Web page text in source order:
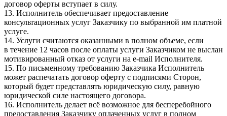
договор оферты вступает в силу.
13. Исполнитель обеспечивает предоставление
консультационных услуг Заказчику по выбранной им платной
услуге.
14. Услуги считаются оказанными в полном объеме, если
в течение 12 часов после оплаты услуги Заказчиком не выслан
мотивированный отказ от услуги на e-mail Исполнителя.
15. По письменному требованию Заказчика Исполнитель
может распечатать договор оферту с подписями Сторон,
который будет представлять юридическую силу, равную
юридической силе настоящего договора.
16. Исполнитель делает всё возможное для бесперебойного
предоставления Заказчику оплаченных услуг в полном